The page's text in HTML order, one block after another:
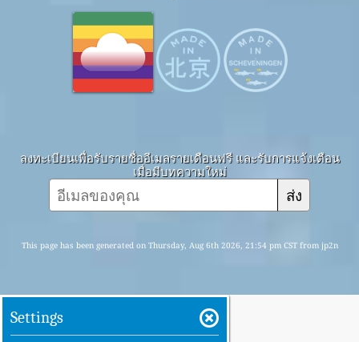
ลงทะเบียนเพื่อรับรายชื่ออีเมลรายเดือนฟรี และรับการแจ้งเตือน
เมื่อมีบทความใหม่
ส่ง
This page has been generated on Thursday, Aug 6th 2026, 21:54 pm CST from jp2n
Settings